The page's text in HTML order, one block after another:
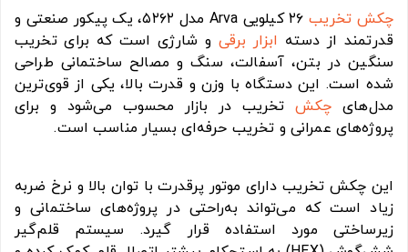
چکش تخریب
۲۶ کیلویی Arva مدل ۵۲۶۲، یک پیکور صنعتی و
قدرتمند از دسته ابزار برقیو شارژی است که برای تخریب
سنگین در بتن، آسفالت، سنگ و مصالح ساختمانی طراحی
شده است. این دستگاه با وزن و قدرت بالا، یکی از قوی‌ترین
مدل‌های چکشتخریب در بازار محسوب می‌شود و برای
پروژه‌های عمرانی و تخریب حرفه‌ای بسیار مناسب است.
این چکش تخریب دارای موتور پرقدرت با توان بالا و نرخ ضربه
زیاد است که می‌تواند به‌راحتی در پروژه‌های ساختمانی و
زیرساختی مورد استفاده قرار گیرد. سیستم قلم‌گیر